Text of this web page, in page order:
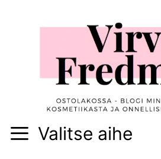
Valitse aihe